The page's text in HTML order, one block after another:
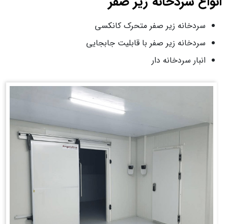
سردخانه زیر صفر متحرک کانکسی
سردخانه زیر صفر با قابلیت جابجایی
انبار سردخانه دار